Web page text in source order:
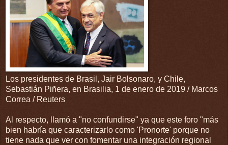
Los presidentes de Brasil, Jair Bolsonaro, y Chile,
Sebastián Piñera, en Brasilia, 1 de enero de 2019 / Marcos
Correa / Reuters
Al respecto, llamó a "no confundirse" ya que este foro "más
bien habría que caracterizarlo como 'Pronorte' porque no
tiene nada que ver con fomentar una integración regional